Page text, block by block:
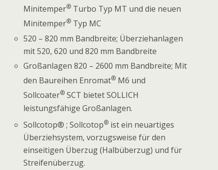
Minitemper® Turbo Typ MT und die neuen
Minitemper® Typ MC
520 – 820 mm Bandbreite; Überziehanlagen
mit 520, 620 und 820 mm Bandbreite
Großanlagen 820 – 2600 mm Bandbreite; Mit
den Baureihen Enromat® M6 und
Sollcoater® SCT bietet SOLLICH
leistungsfähige Großanlagen.
Sollcotop® ; Sollcotop® ist ein neuartiges
Überziehsystem, vorzugsweise für den
einseitigen Überzug (Halbüberzug) und für
Streifenüberzug.